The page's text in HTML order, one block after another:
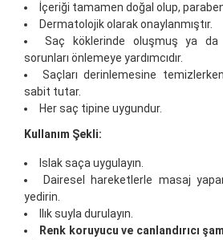
İçeriği tamamen doğal olup,
Dermatolojik olarak onaylanmıştır.
Saç köklerinde oluşmuş ya da
sorunları önlemeye yardımcıdır.
Saçları derinlemesine
sabit tutar.
Her saç tipine uygundur.
Kullanım Şekli:
Islak saça uygulayın.
Dairesel hareketlerle masaj
yedirin.
Ilık suyla durulayın.
Renk koruyucu ve canlandırıcı